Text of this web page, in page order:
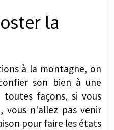
la
à la montagne, on
son bien à une
toutes façons, si vous
vous n'allez pas venir
pour faire les états